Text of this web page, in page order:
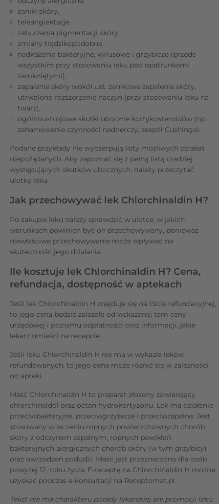
zaniki skóry,
teleangiektazje,
zaburzenia pigmentacji skóry,
zmiany trądzikopodobne,
nadkażenia bakteryjne, wirusowe i grzybicze (przede
wszystkim przy stosowaniu leku pod opatrunkami
zamkniętymi),
zapalenie skóry wokół ust, zanikowe zapalenie skóry,
utrwalone rozszerzenie naczyń (przy stosowaniu leku na
twarz),
ogólnoustrojowe skutki uboczne kortykosteroidów (np.
zahamowanie czynności nadnerczy, zespół Cushinga).
Podane przykłady nie wyczerpują listy możliwych działań
niepożądanych. Aby zapoznać się z pełną listą rzadziej
występujących skutków ubocznych, należy przeczytać
ulotkę leku.
Jak przechowywać lek Chlorchinaldin H?
Po zakupie leku należy sprawdzić w ulotce, w jakich
warunkach powinien być on przechowywany, ponieważ
niewłaściwe przechowywanie może wpływać na
skuteczność jego działania.
Ile kosztuje lek Chlorchinaldin H? Cena,
refundacja, dostępność w aptekach
Jeśli lek Chlorchinaldin H znajduje się na liście refundacyjnej,
to jego cena będzie zależała od wskazanej tam ceny
urzędowej i poziomu odpłatności oraz informacji, jakie
lekarz umieści na recepcie.
Jeśli leku Chlorchinaldin H nie ma w wykazie leków
refundowanych, to jego cena może różnić się w zależności
od apteki.
Maść Chlorchinaldin H to preparat złożony zawierający
chlorchinaldol oraz octan hydrokortyzonu. Lek ma działanie
przeciwbakteryjne, przeciwgrzybicze i przeciwzapalne. Jest
stosowany w leczeniu ropnych powierzchownych chorób
skóry z odczynem zapalnym, ropnych powikłań
bakteryjnych alergicznych chorób skóry (w tym grzybicy)
oraz owrzodzeń podudzi. Maść jest przeznaczona dla osób
powyżej 12. roku życia. E-receptę na Chlorchinaldin H można
uzyskać podczas e-konsultacji na Receptomat.pl.
Tekst nie ma charakteru porady lekarskiej ani promocji leku.